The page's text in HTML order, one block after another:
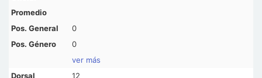
0
0
ver más
12